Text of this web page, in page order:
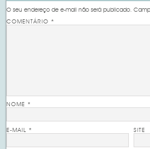
O seu endereço de e-mail não será publicado.
COMENTÁRIO*
NOME*
E-MAIL* SITE